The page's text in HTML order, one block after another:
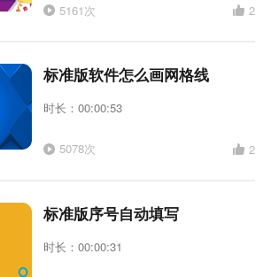
5161次 2
标准版软件怎么画网格线
时长：00:00:53
5078次 2
标准版序号自动填写
时长：00:00:31